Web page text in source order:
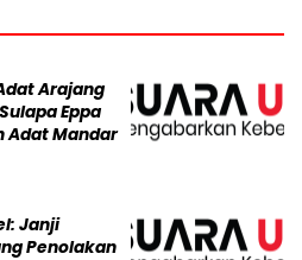
Arajang
Eppa
Adat Mandar
Janji
Penolakan